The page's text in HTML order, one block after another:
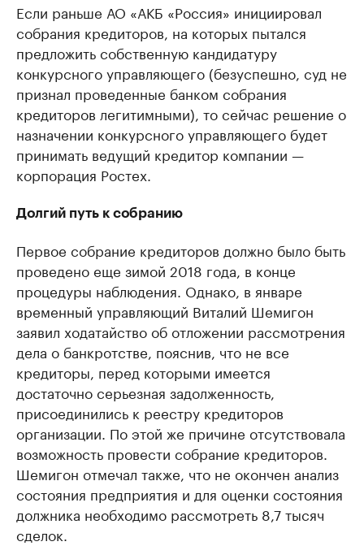
Если раньше АО «АКБ «Россия» инициировал
собрания кредиторов, на которых пытался
предложить собственную кандидатуру
конкурсного управляющего (безуспешно, суд не
признал проведенные банком собрания
кредиторов легитимными), то сейчас решение о
назначении конкурсного управляющего будет
принимать ведущий кредитор компании —
корпорация Ростех.
Долгий путь к собранию
Первое собрание кредиторов должно было быть
проведено еще зимой 2018 года, в конце
процедуры наблюдения. Однако, в январе
временный управляющий Виталий Шемигон
заявил ходатайство об отложении рассмотрения
дела о банкротстве, пояснив, что не все
кредиторы, перед которыми имеется
достаточно серьезная задолженность,
присоединились к реестру кредиторов
организации. По этой же причине отсутствовала
возможность провести собрание кредиторов.
Шемигон отмечал также, что не окончен анализ
состояния предприятия и для оценки состояния
должника необходимо рассмотреть 8,7 тысяч
сделок.